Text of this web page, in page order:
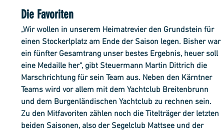
Die Favoriten
„Wir wollen in unserem Heimatrevier den Grundstein für
einen Stockerlplatz am Ende der Saison legen. Bisher war
ein fünfter Gesamtrang unser bestes Ergebnis, heuer soll
eine Medaille her“, gibt Steuermann Martin Dittrich die
Marschrichtung für sein Team aus. Neben den Kärntner
Teams wird vor allem mit dem Yachtclub Breitenbrunn
und dem Burgenländischen Yachtclub zu rechnen sein.
Zu den Mitfavoriten zählen noch die Titelträger der letzten
beiden Saisonen, also der Segelclub Mattsee und der